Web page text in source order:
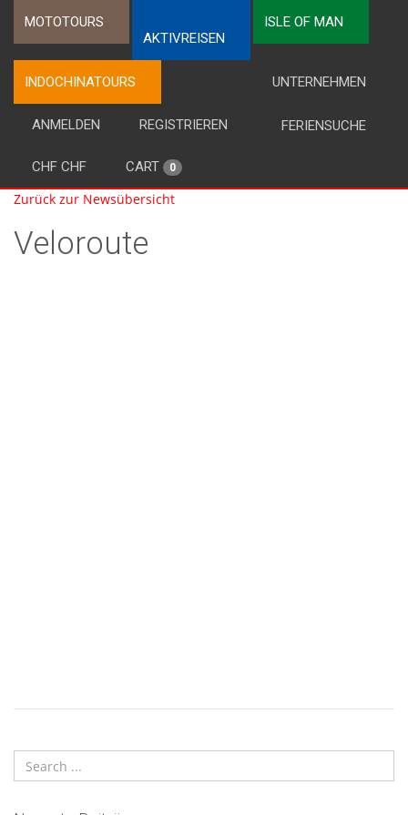
MOTOTOURS
AKTIVREISEN
ISLE OF MAN
INDOCHINATOURS UNTERNEHMEN
FERIENSUCHE
ANMELDEN REGISTRIEREN
CHF CHF CART 0
Zurück zur Newsübersicht
Veloroute